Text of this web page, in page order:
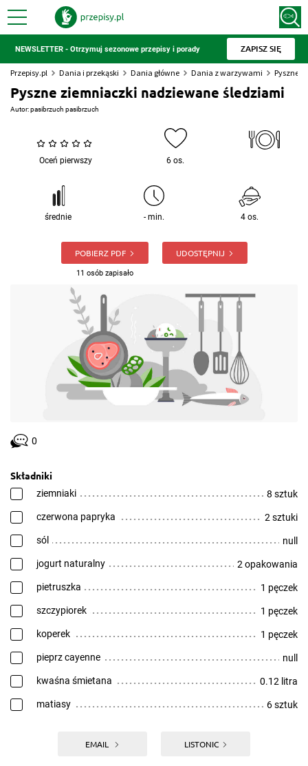
NEWSLETTER - Otrzymuj sezonowe przepisy i porady ZAPISZ SIĘ
Przepisy.pl Dania i przekąski Dania główne Dania z warzywami Pyszne
Pyszne ziemniaczki nadziewane śledziami
Autor:pasibrzuch pasibrzuch
Oceń pierwszy 6 os.
średnie - min. 4 os.
POBIERZ PDF
11 osób zapisało
UDOSTĘPNIJ
0
Składniki
ziemniaki 8 sztuk
czerwona papryka 2 sztuki
sól null
jogurt naturalny 2 opakowania
pietruszka 1 pęczek
szczypiorek 1 pęczek
koperek 1 pęczek
pieprz cayenne null
kwaśna śmietana 0.12 litra
matiasy 6 sztuk
EMAIL LISTONIC